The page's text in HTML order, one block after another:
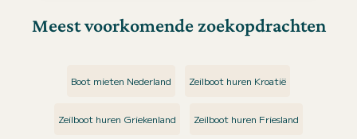
Meest voorkomende zoekopdrachten
Boot mieten Nederland Zeilboot huren Kroatië
Zeilboot huren Griekenland Zeilboot huren Friesland